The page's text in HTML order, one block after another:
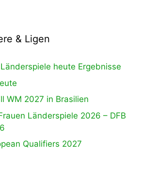
& Ligen
heute Ergebnisse
WM 2027 in Brasilien
Länderspiele 2026 – DFB
Qualifiers 2027